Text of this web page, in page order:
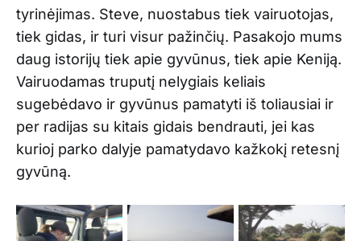
tyrinėjimas. Steve, nuostabus tiek vairuotojas,
tiek gidas, ir turi visur pažinčių. Pasakojo mums
daug istorijų tiek apie gyvūnus, tiek apie Keniją.
Vairuodamas truputį nelygiais keliais
sugebėdavo ir gyvūnus pamatyti iš toliausiai ir
per radijas su kitais gidais bendrauti, jei kas
kurioj parko dalyje pamatydavo kažkokį retesnį
gyvūną.